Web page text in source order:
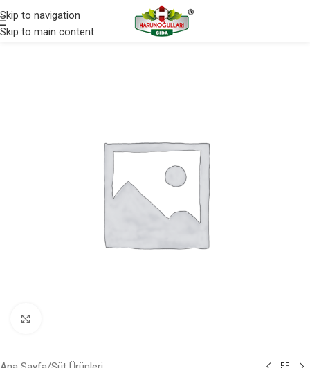
Skip to navigation
Skip to main content